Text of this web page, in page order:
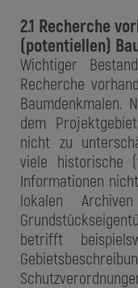
2.1 Recherche
(potentiellen)
Wichtiger
Recherche
Baumdenkmalen.
dem
nicht zu
viele historische
Informationen
lokalen
betrifft